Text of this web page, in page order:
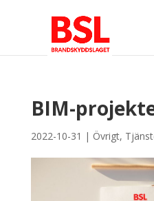
BIM-
2022-10-31 | Övrigt,